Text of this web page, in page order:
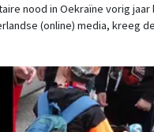
nood in Oekraïne vorig jaar
(online) media, kreeg